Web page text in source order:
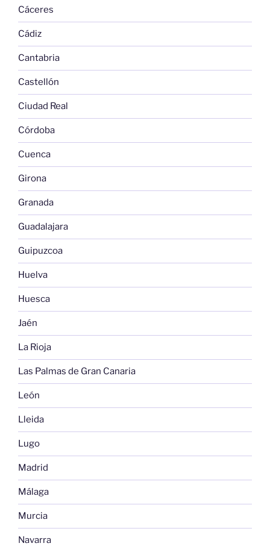
Cáceres
Cádiz
Cantabria
Castellón
Ciudad Real
Córdoba
Cuenca
Girona
Granada
Guadalajara
Guipuzcoa
Huelva
Huesca
Jaén
La Rioja
Las Palmas de Gran Canaria
León
Lleida
Lugo
Madrid
Málaga
Murcia
Navarra